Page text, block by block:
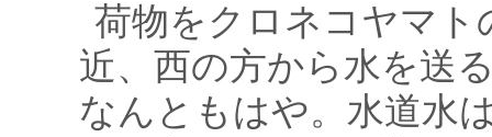
荷物をクロネコヤマト
近、西の方から水を送
なんともはや。水道水